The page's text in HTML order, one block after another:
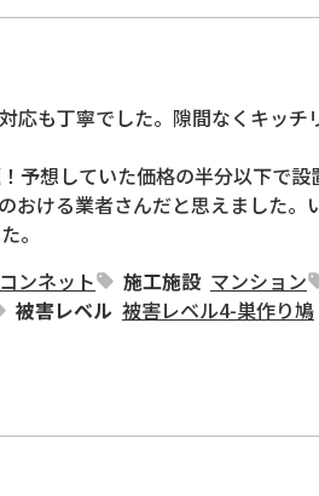
応も丁寧でした。隙間なくキッ
予想していた価格の半分以下で
おける業者さんだと思えました
。
ンネット 施工施設 マンション
被害レベル 被害レベル4-巣作り鳩